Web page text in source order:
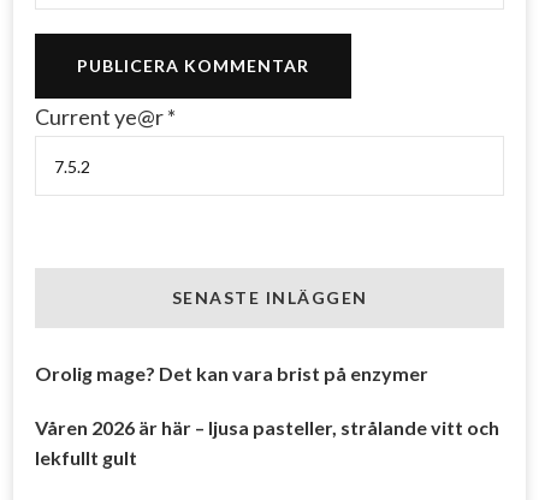
Current ye@r*
SENASTE INLÄGGEN
Orolig mage? Det kan vara brist på enzymer
Våren 2026 är här – ljusa pasteller, strålande vitt och
lekfullt gult